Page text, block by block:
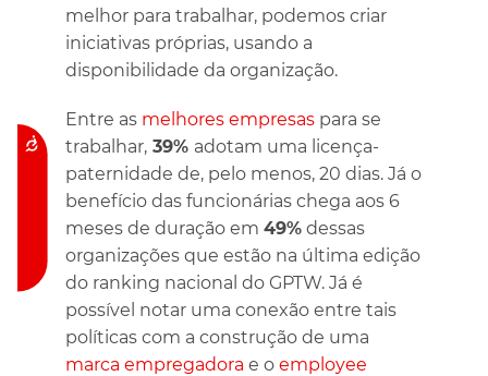
Acessibilidade
melhor para trabalhar, podemos criar
iniciativas próprias, usando a
disponibilidade da organização.
Entre as melhores empresas para se
trabalhar, 39% adotam uma licença-
paternidade de, pelo menos, 20 dias. Já o
benefício das funcionárias chega aos 6
meses de duração em 49% dessas
organizações que estão na última edição
do ranking nacional do GPTW. Já é
possível notar uma conexão entre tais
políticas com a construção de uma
marca empregadora e o employee